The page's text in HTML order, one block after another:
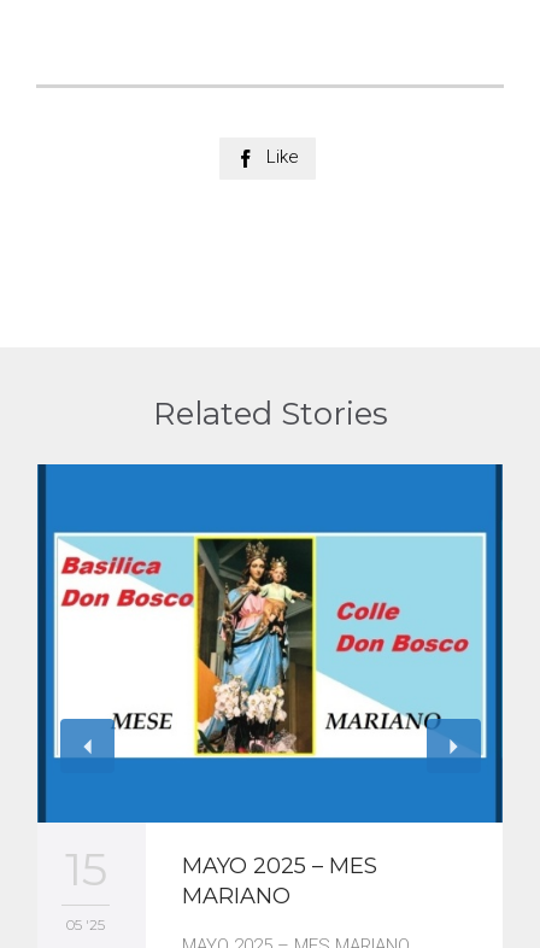
 Like
Related Stories
15
05 '25
MAYO 2025 – MES
MARIANO